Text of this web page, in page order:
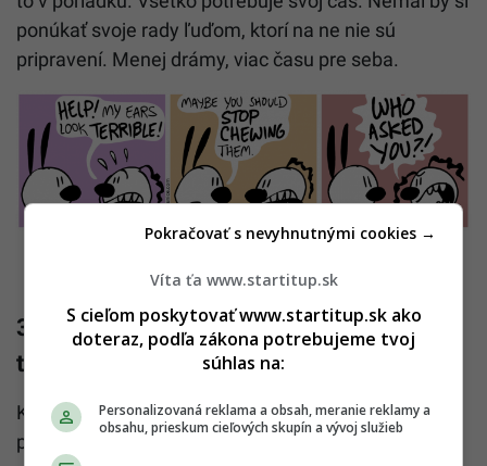
ponúkať svoje rady ľuďom, ktorí na ne nie sú
pripravení. Menej drámy, viac času pre seba.
3. Keď chceš pomôcť ľuďom, no nemôžeš
to robiť na 100%
Keď niekomu ponúkneš pomoc a sám na to nie si
pripravený, to je to najhoršie. Párkrát som to urobila
Víta ťa www.startitup.sk
S cieľom poskytovať www.startitup.sk ako
doteraz, podľa zákona potrebujeme tvoj
súhlas na:
Personalizovaná reklama a obsah, meranie reklamy a
obsahu, prieskum cieľových skupín a vývoj služieb
Pokračovať s nevyhnutnými cookies →